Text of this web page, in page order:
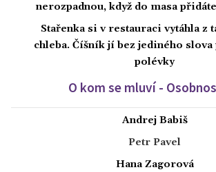
nerozpadnou, když do masa
Stařenka si v restauraci vytáhla z
chleba. Číšník jí bez jediného
polévky
O kom se mluví -
Andrej Babiš
Petr Pavel
Hana Zagorová